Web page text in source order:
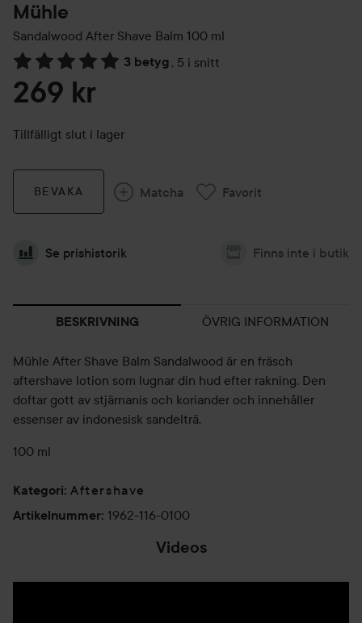
Mühle
Sandalwood After Shave Balm 100 ml
3 betyg , 5 i snitt
Hoppa till Betyg & kommentarer
269 kr
Tillfälligt slut i lager
BEVAKA Matcha Favorit
Se prishistorik Finns inte i butik
BESKRIVNING ÖVRIG INFORMATION
Mühle After Shave Balm Sandalwood är en fräsch
aftershave lotion som lugnar din hud efter rakning. Den
doftar gott av stjärnanis och koriander och innehåller
essenser av indonesisk sandelträ.
100 ml
Kategori: Aftershave
Artikelnummer: 1962-116-0100
Videos